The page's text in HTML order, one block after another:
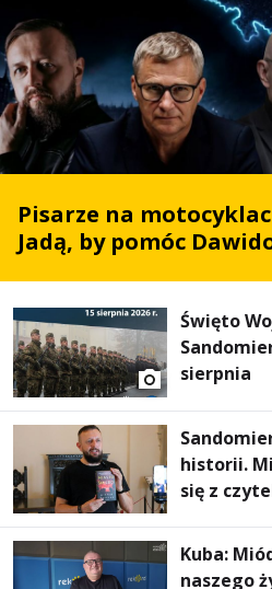
Pisarze na
Jadą, by pomóc
Święto
sierpnia
historii.
się z
Kuba:
naszego